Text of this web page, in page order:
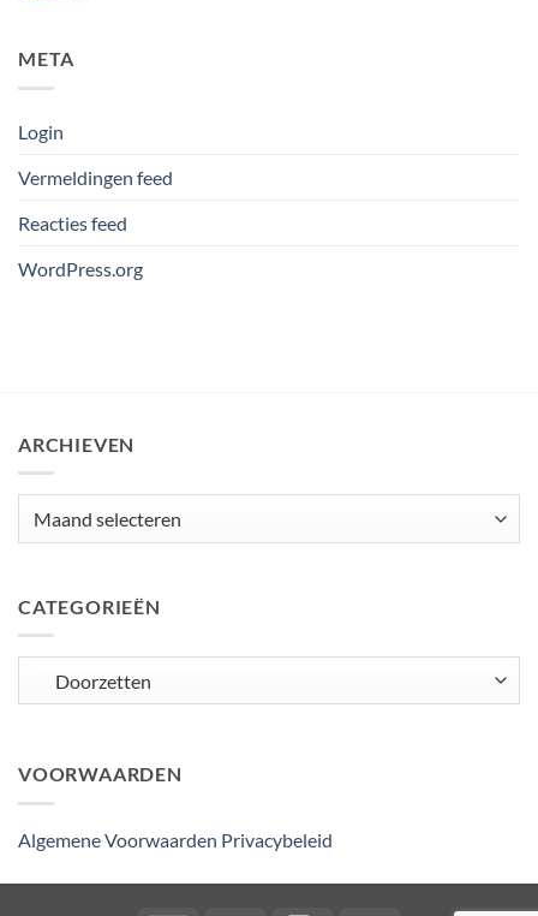
META
Login
Vermeldingen feed
Reacties feed
WordPress.org
ARCHIEVEN
CATEGORIEËN
VOORWAARDEN
Algemene Voorwaarden Privacybeleid